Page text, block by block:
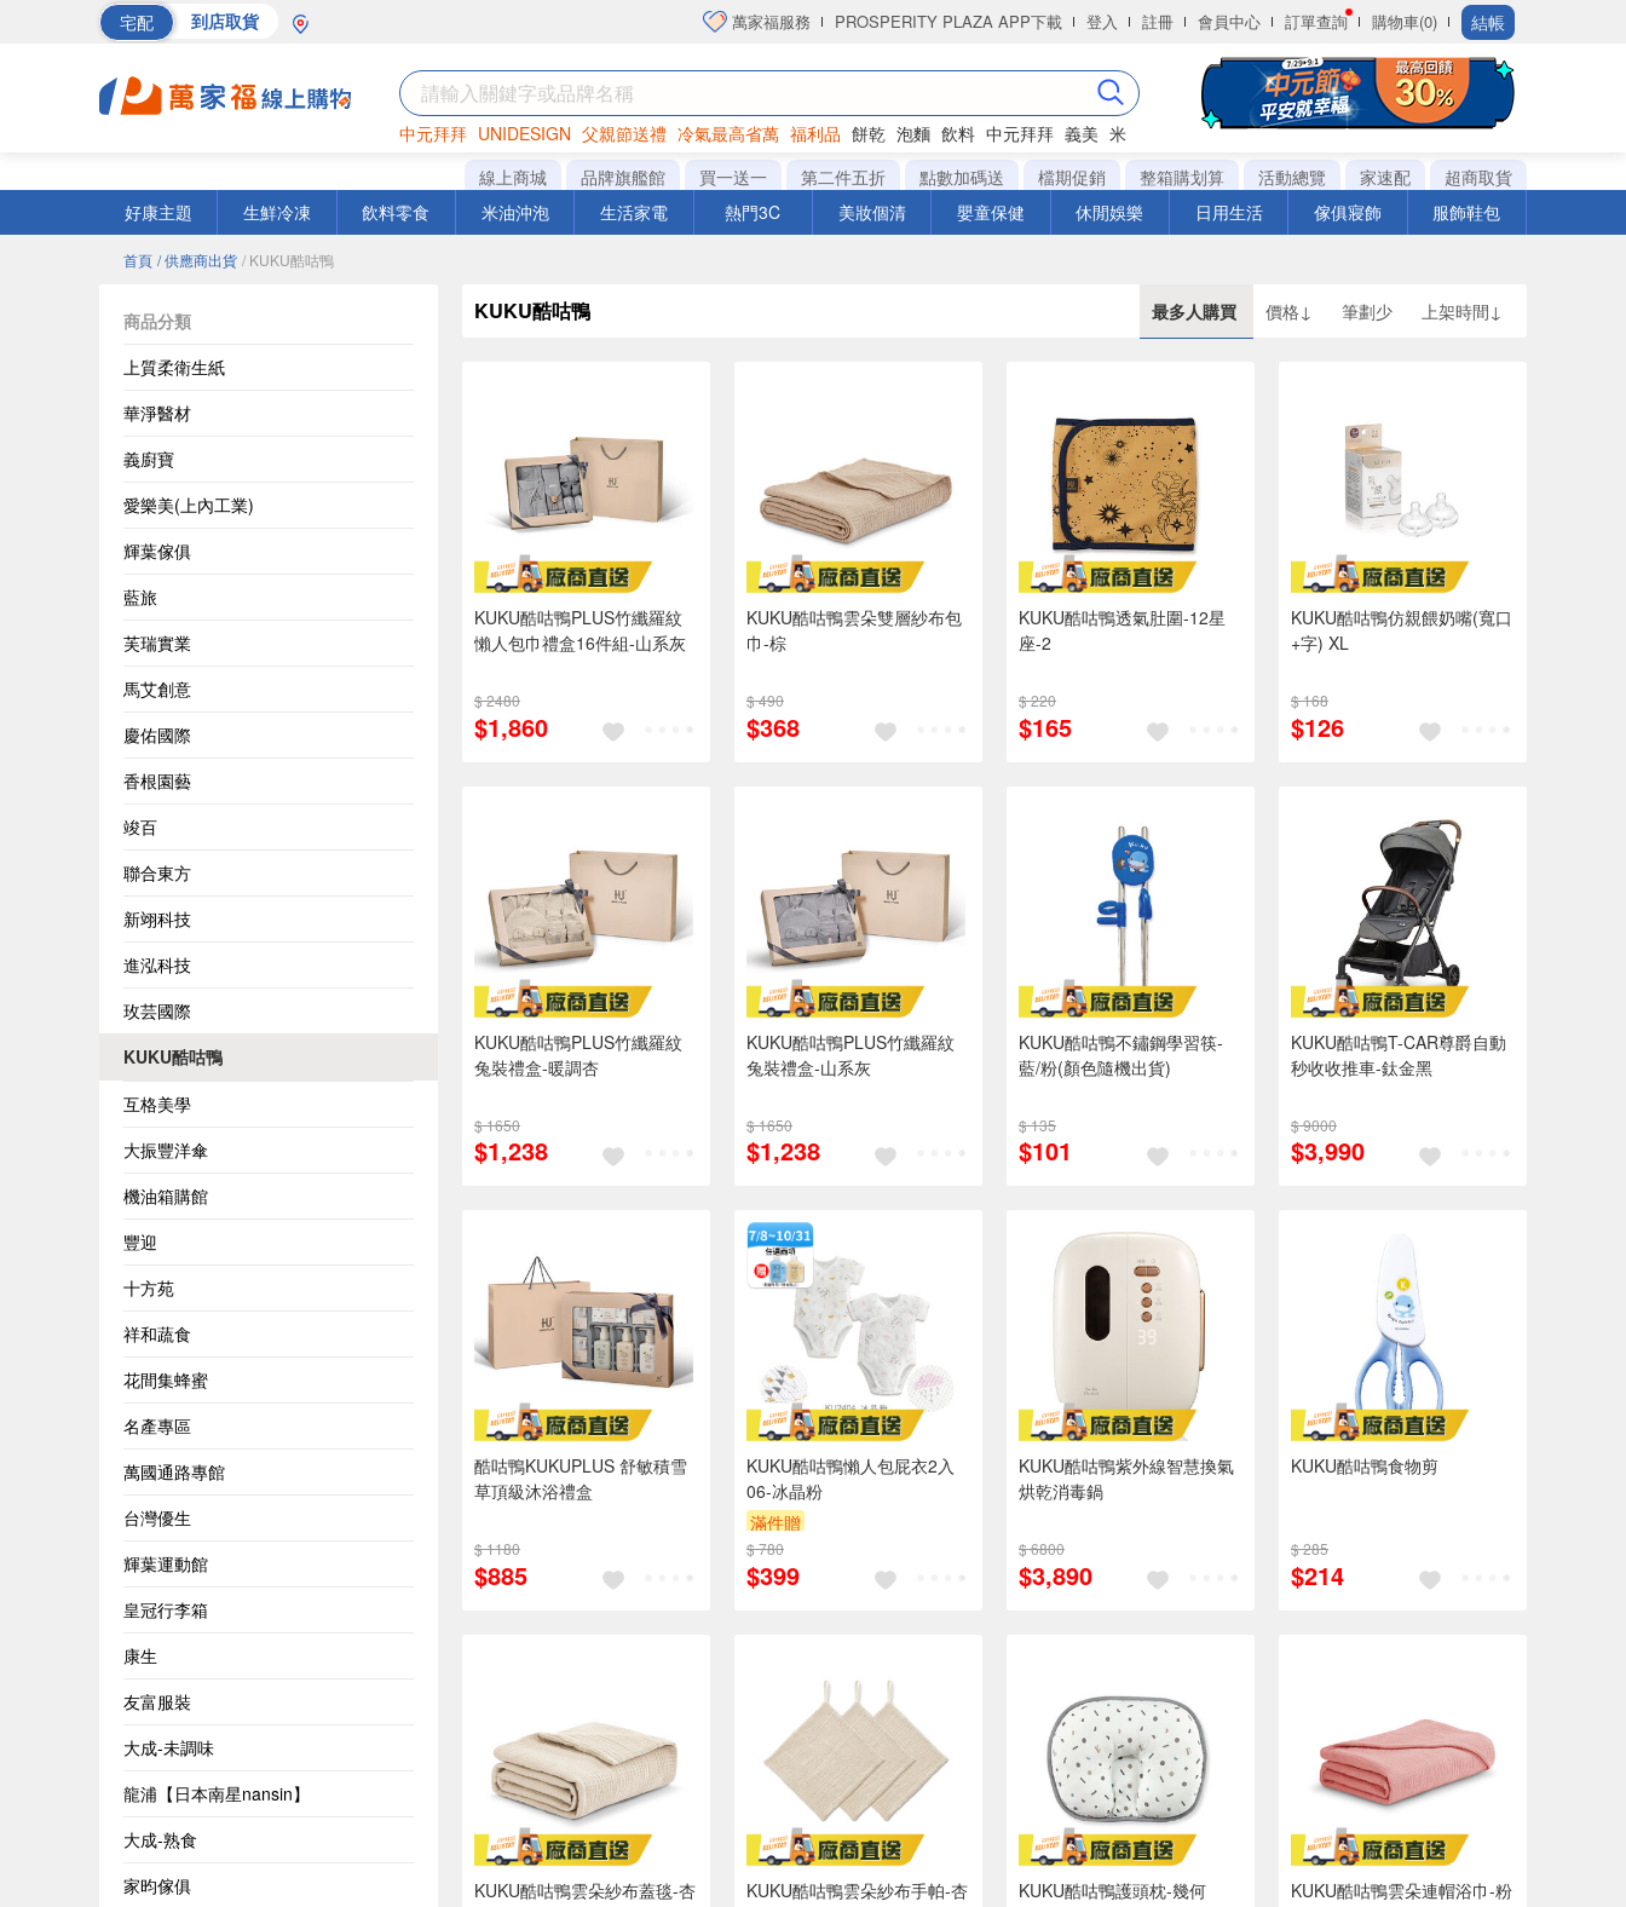
宅配 到店取貨 萬家福服務 PROSPERITY PLAZA APP下載 登入 註冊 會員中心 訂單查詢 購物車(0) 結帳
中元拜拜 UNIDESIGN 父親節送禮 冷氣最高省萬 福利品 餅乾 泡麵 飲料 中元拜拜 義美 米
巧克力 罐頭 衛生紙
線上商城 品牌旗艦館 買一送一 第二件五折 點數加碼送 檔期促銷 整箱購划算 活動總覽 家速配
超商取貨
好康主題
生鮮冷凍 飲料零食 米油沖泡 生活家電 熱門3C 美妝個清 嬰童保健 休閒娛樂 日用生活 傢俱寢飾 服飾鞋包
首頁 / 供應商出貨 / KUKU酷咕鴨
商品分類
上質柔衛生紙
華淨醫材
義廚寶
愛樂美(上內工業)
輝葉傢俱
藍旅
芙瑞實業
馬艾創意
慶佑國際
香根園藝
竣百
聯合東方
新翊科技
進泓科技
玫芸國際
KUKU酷咕鴨
互格美學
大振豐洋傘
機油箱購館
豐迎
十方苑
祥和蔬食
花間集蜂蜜
名產專區
萬國通路專館
台灣優生
輝葉運動館
皇冠行李箱
康生
友富服裝
大成-未調味
龍浦【日本南星nansin】
大成-熟食
家昀傢俱
KUKU酷咕鴨 最多人購買 價格↓ 筆劃少 上架時間↓
KUKU酷咕鴨PLUS竹纖羅紋
懶人包巾禮盒16件組-山系灰
$ 2480
$1,860
KUKU酷咕鴨雲朵雙層紗布包
巾-棕
$ 490
$368
KUKU酷咕鴨透氣肚圍-12星
座-2
$ 220
$165
KUKU酷咕鴨仿親餵奶嘴(寬口
+字) XL
$ 168
$126
KUKU酷咕鴨PLUS竹纖羅紋
兔裝禮盒-暖調杏
$ 1650
$1,238
KUKU酷咕鴨PLUS竹纖羅紋
兔裝禮盒-山系灰
$ 1650
$1,238
KUKU酷咕鴨不鏽鋼學習筷-
藍/粉(顏色隨機出貨)
$ 135
$101
KUKU酷咕鴨T-CAR尊爵自動
秒收收推車-鈦金黑
$ 9000
$3,990
酷咕鴨KUKUPLUS 舒敏積雪
草頂級沐浴禮盒
$ 1180
$885
KUKU酷咕鴨懶人包屁衣2入
06-冰晶粉
滿件贈
$ 780
$399
KUKU酷咕鴨紫外線智慧換氣
烘乾消毒鍋
$ 6800
$3,890
KUKU酷咕鴨食物剪
$ 285
$214
KUKU酷咕鴨雲朵紗布蓋毯-杏 KUKU酷咕鴨雲朵紗布手帕-杏 KUKU酷咕鴨護頭枕-幾何 KUKU酷咕鴨雲朵連帽浴巾-粉